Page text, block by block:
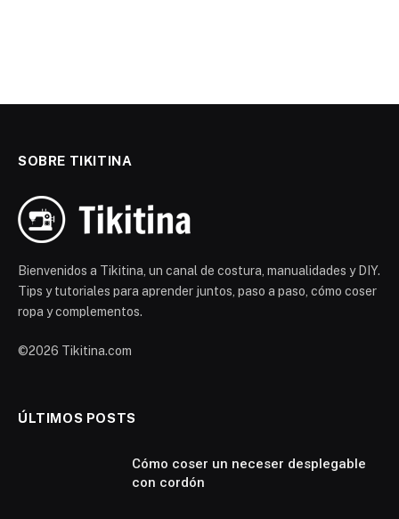
SOBRE TIKITINA
Bienvenidos a Tikitina, un canal de costura, manualidades y DIY.
Tips y tutoriales para aprender juntos, paso a paso, cómo coser
ropa y complementos.
©2026 Tikitina.com
ÚLTIMOS POSTS
Cómo coser un neceser desplegable
con cordón